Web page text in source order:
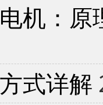
机：
式详解